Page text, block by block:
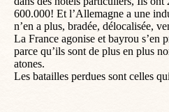
600.000! Et l’Allemagne a une
n’en a plus, bradée, délocalisée,
La France agonise et bayrou s’en
parce qu’ils sont de plus en plus
atones.
Les batailles perdues sont celles